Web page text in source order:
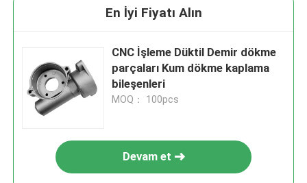
En İyi Fiyatı Alın
CNC İşleme Düktil Demir dökme
parçaları Kum dökme kaplama
bileşenleri
MOQ： 100pcs
Devam et